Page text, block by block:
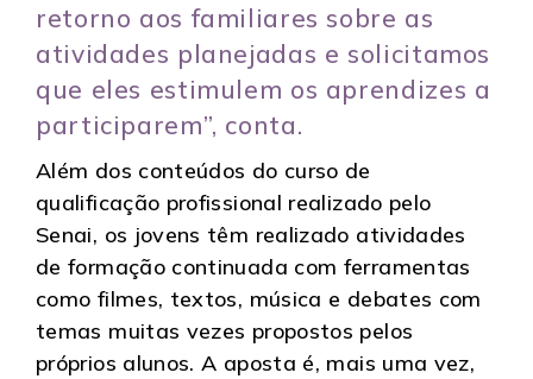
retorno aos familiares sobre as
atividades planejadas e solicitamos
que eles estimulem os aprendizes a
participarem”, conta.
Além dos conteúdos do curso de
qualificação profissional realizado pelo
Senai, os jovens têm realizado atividades
de formação continuada com ferramentas
como filmes, textos, música e debates com
temas muitas vezes propostos pelos
próprios alunos. A aposta é, mais uma vez,